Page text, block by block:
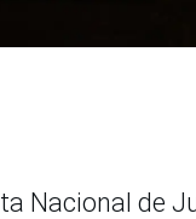
Nacional de